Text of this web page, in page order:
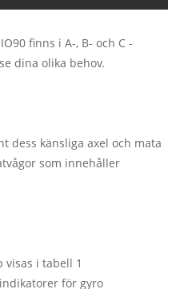
finns i A-, B- och C -
dina olika behov.
dess känsliga axel och mata
som innehåller
visas i tabell 1
för gyro